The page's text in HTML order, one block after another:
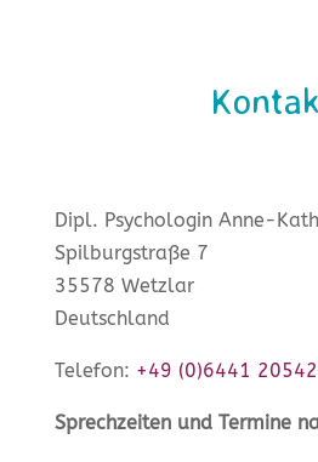
Dipl. Psychologin Anne-
Spilburgstraße 7
35578 Wetzlar
Deutschland
Telefon: +49 (0)6441
Sprechzeiten und Termine